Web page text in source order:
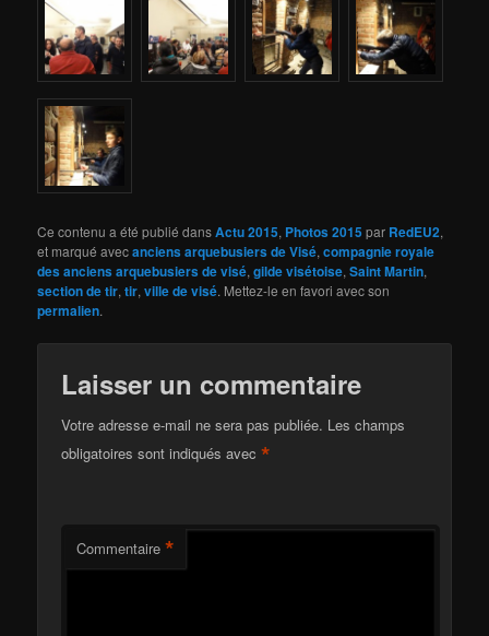
Ce contenu a été publié dansActu 2015, Photos 2015 par RedEU2,
et marqué avecanciens arquebusiers de Visé,compagnie royale
des anciens arquebusiers de visé,gilde visétoise,Saint Martin,
section de tir,tir,ville de visé. Mettez-le en favori avec son
permalien.
Laisser un commentaire
Votre adresse e-mail ne sera pas publiée. Les champs
obligatoires sont indiqués avec*
Commentaire *